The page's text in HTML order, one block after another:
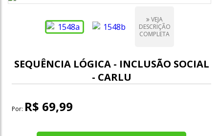
VEJA
DESCRIÇÃO
COMPLETA
SEQUÊNCIA LÓGICA - INCLUSÃO SOCIAL
- CARLU
Por: R$ 69,99